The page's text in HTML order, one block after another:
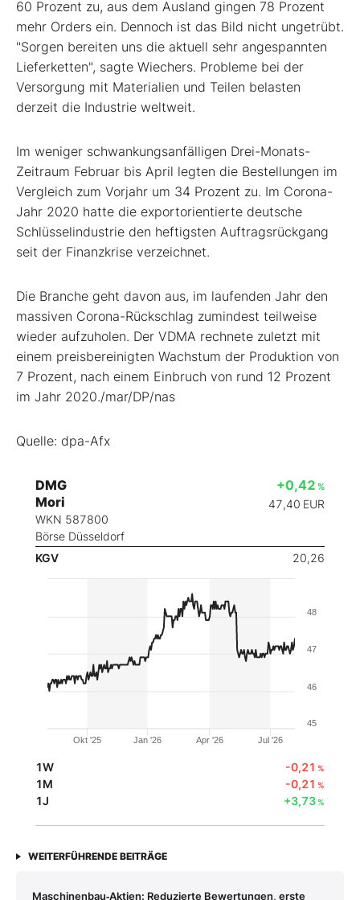
60 Prozent zu, aus dem Ausland gingen 78 Prozent
mehr Orders ein. Dennoch ist das Bild nicht ungetrübt.
"Sorgen bereiten uns die aktuell sehr angespannten
Lieferketten", sagte Wiechers. Probleme bei der
Versorgung mit Materialien und Teilen belasten
derzeit die Industrie weltweit.
Im weniger schwankungsanfälligen Drei-Monats-
Zeitraum Februar bis April legten die Bestellungen im
Vergleich zum Vorjahr um 34 Prozent zu. Im Corona-
Jahr 2020 hatte die exportorientierte deutsche
Schlüsselindustrie den heftigsten Auftragsrückgang
seit der Finanzkrise verzeichnet.
Die Branche geht davon aus, im laufenden Jahr den
massiven Corona-Rückschlag zumindest teilweise
wieder aufzuholen. Der VDMA rechnete zuletzt mit
einem preisbereinigten Wachstum der Produktion von
7 Prozent, nach einem Einbruch von rund 12 Prozent
im Jahr 2020./mar/DP/nas
Quelle: dpa-Afx
DMG
Mori
WKN 587800
Börse Düsseldorf
+0,42 %
47,40 EUR
KGV 20,26
Okt '25 Jan '26 Apr '26 Jul '26
45
46
47
48
1W -0,21 %
1M -0,21 %
1J +3,73%
WEITERFÜHRENDE BEITRÄGE
Maschinenbau‑Aktien: Reduzierte Bewertungen, erste